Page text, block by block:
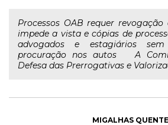
Processos OAB requer
impede a vista e cópias de
advogados e estagiários
procuração nos autos A
Defesa das Prerrogativas e
MIGALHAS